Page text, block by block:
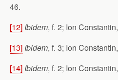
46.
[12] Ibidem, f. 2; Ion Constantin,
[13] Ibidem, f. 3; Ion Constantin,
[14] Ibidem, f. 2; Ion Constantin,